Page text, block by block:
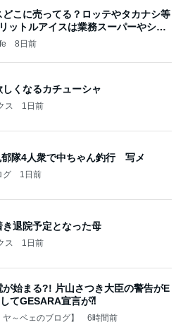
こに売ってる？ロッテやタカナシ等
ットルアイスは業務スーパーやシャ
8日前
くなるカチューシャ
ス 1日前
鬼郁隊4人衆で中ちゃん釣行 写メ
グ 1日前
退院予定となった母
ス 1日前
が始まる?! 片山さつき大臣の警告がE
てGESARA宣言が⁈
～ベェのブログ】 6時間前